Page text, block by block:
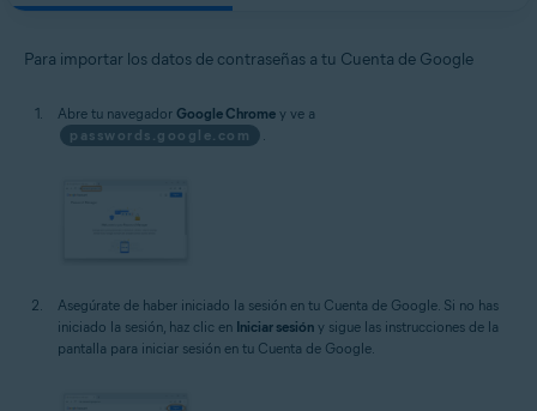
Para importar los datos de contraseñas a tu Cuenta de Google
Abre tu navegador Google Chrome y ve a
passwords.google.com
Asegúrate de haber iniciado la sesión en tu Cuenta de Google. Si no has
iniciado la sesión, haz clic en Iniciar sesión y sigue las instrucciones de la
pantalla para iniciar sesión en tu Cuenta de Google.